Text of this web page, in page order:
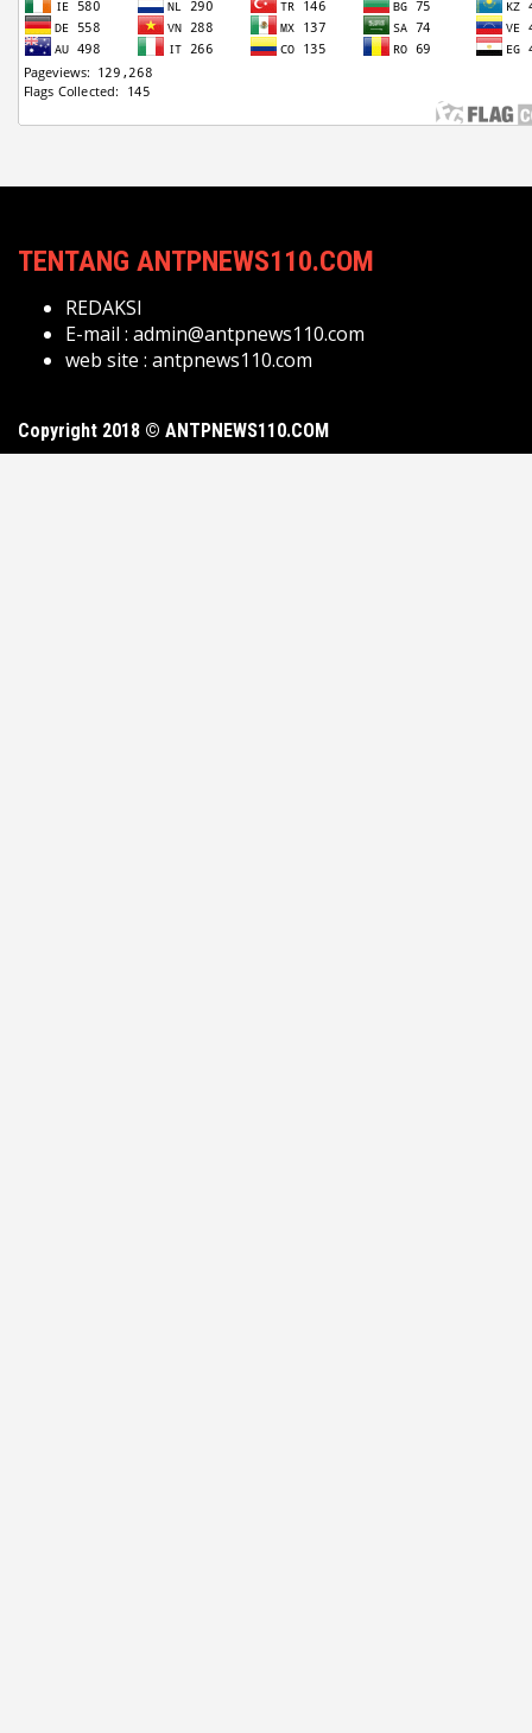
TENTANG ANTPNEWS110.COM
REDAKSI
E-mail : admin@antpnews110.com
web site : antpnews110.com
Copyright 2018 © ANTPNEWS110.COM